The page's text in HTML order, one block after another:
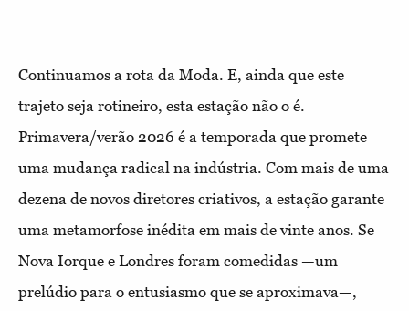
Continuamos a rota da Moda. E, ainda que este
trajeto seja rotineiro, esta estação não o é.
Primavera/verão 2026 é a temporada que promete
uma mudança radical na indústria. Com mais de uma
dezena de novos diretores criativos, a estação garante
uma metamorfose inédita em mais de vinte anos. Se
Nova Iorque e Londres foram comedidas —um
prelúdio para o entusiasmo que se aproximava—,